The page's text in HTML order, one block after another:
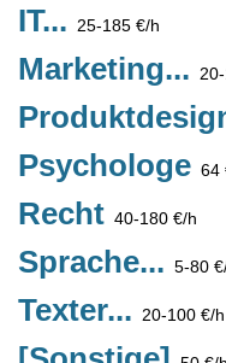
IT... 25-185 €/h
Marketing...
Psychologe 64
Recht 40-180 €/h
Sprache... 5-80
Texter... 20-100 €/h